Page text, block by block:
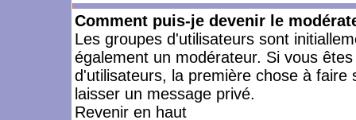
Comment puis-je devenir le
Les groupes d'utilisateurs sont
également un modérateur. Si vous
d'utilisateurs, la première chose à
laisser un message privé.
Revenir en haut